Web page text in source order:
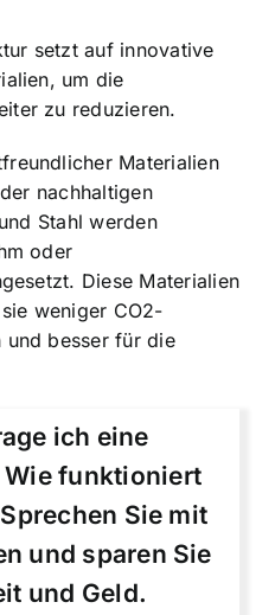
setzt auf innovative
um die
zu reduzieren.
Materialien
nachhaltigen
Stahl werden
oder
Diese Materialien
weniger CO2-
und besser für die
ich eine
Wie funktioniert
Sie mit
und sparen Sie
und Geld.